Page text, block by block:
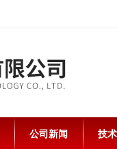
公司新闻 技